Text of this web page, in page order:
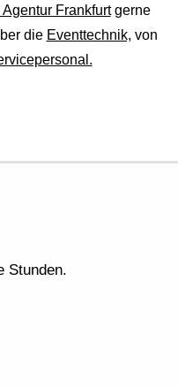
Frankfurtgerne
die Eventtechnik, von
Stunden.